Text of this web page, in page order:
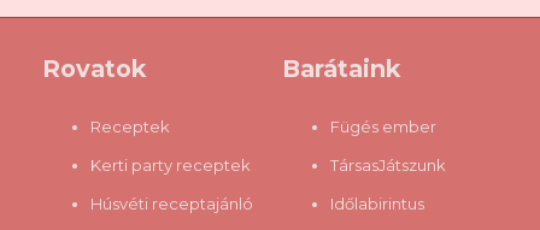
Rovatok
Receptek
Kerti party receptek
Húsvéti receptajánló
Barátaink
Fügés ember
TársasJátszunk
Időlabirintus